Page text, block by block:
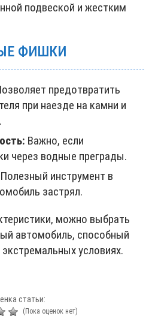
подвеской и жестким
ФИШКИ
предотвратить
при наезде на камни и
Важно, если
через водные преграды.
Полезный инструмент в
застрял.
можно выбрать
автомобиль, способный
условиях.
статьи:
(Пока оценок нет)